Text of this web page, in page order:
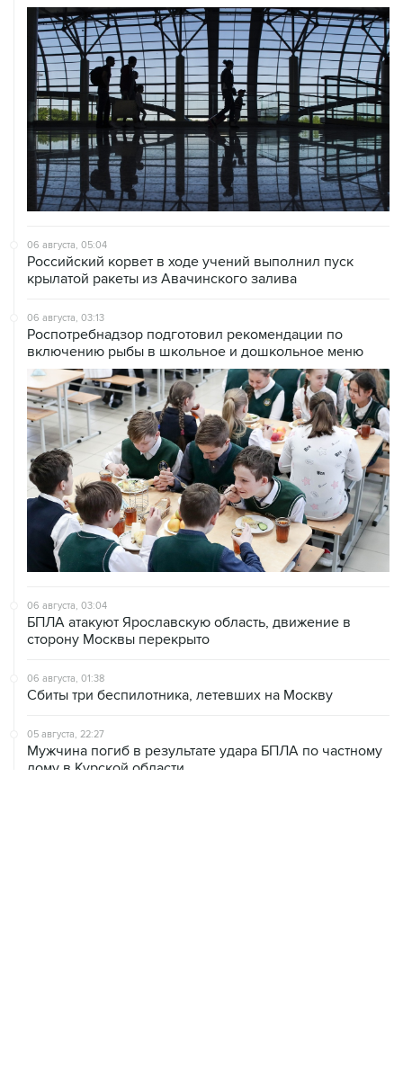
06 августа, 05:04
Российский корвет в ходе учений выполнил пуск
крылатой ракеты из Авачинского залива
06 августа, 03:13
Роспотребнадзор подготовил рекомендации по
включению рыбы в школьное и дошкольное меню
06 августа, 03:04
БПЛА атакуют Ярославскую область, движение в
сторону Москвы перекрыто
06 августа, 01:38
Сбиты три беспилотника, летевших на Москву
05 августа, 22:27
Мужчина погиб в результате удара БПЛА по частному
дому в Курской области